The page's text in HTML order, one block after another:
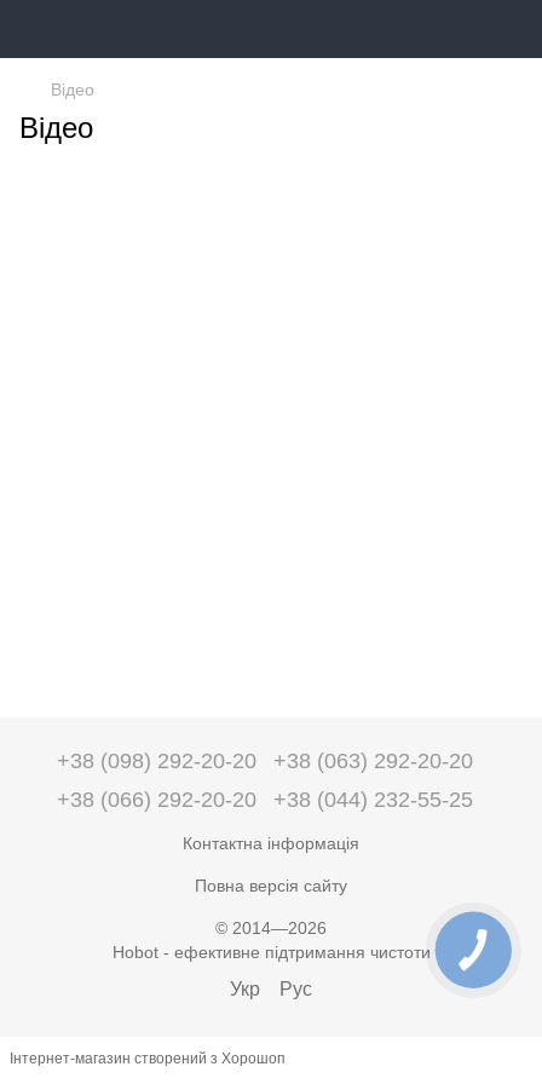
Відео
Відео
+38 (098) 292-20-20
+38 (063) 292-20-20
+38 (066) 292-20-20
+38 (044) 232-55-25
Контактна інформація
Повна версія сайту
© 2014—2026
Hobot - ефективне підтримання чистоти
Укр Рус
Інтернет-магазин створений з Хорошоп